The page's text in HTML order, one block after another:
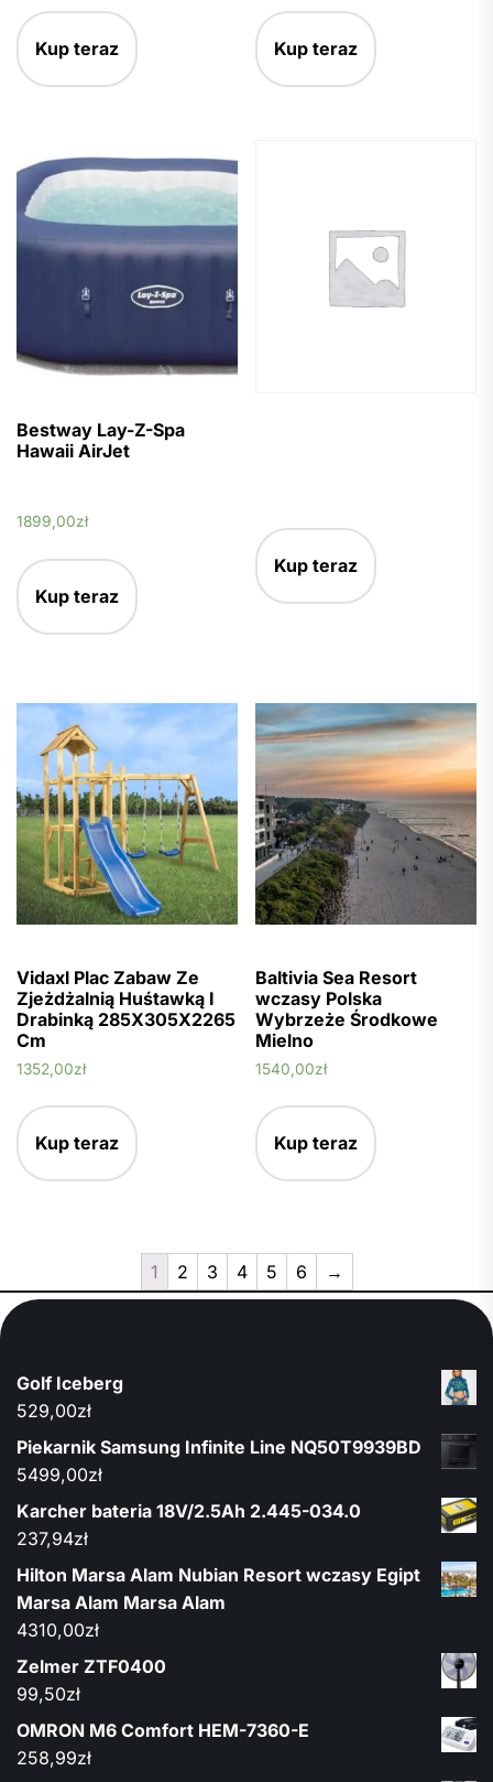
Kup teraz Kup teraz
Bestway Lay-Z-Spa
Hawaii AirJet
1899,00zł
Kup teraz
Kup teraz
Vidaxl Plac Zabaw Ze
Zjeżdżalnią Huśtawką I
Drabinką 285X305X2265
Cm
1352,00zł
Kup teraz
Baltivia Sea Resort
wczasy Polska
Wybrzeże Środkowe
Mielno
1540,00zł
Kup teraz
1 2 3 4 5 6 →
Golf Iceberg
529,00zł
Piekarnik Samsung Infinite Line NQ50T9939BD
5499,00zł
Karcher bateria 18V/2.5Ah 2.445-034.0
237,94zł
Hilton Marsa Alam Nubian Resort wczasy Egipt
Marsa Alam Marsa Alam
4310,00zł
Zelmer ZTF0400
99,50zł
OMRON M6 Comfort HEM-7360-E
258,99zł